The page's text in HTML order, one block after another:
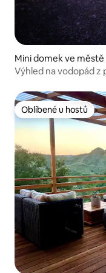
Mini domek ve městě
Výhled na vodopád z
Oblíbené u hostů
Oblíbené u hostů